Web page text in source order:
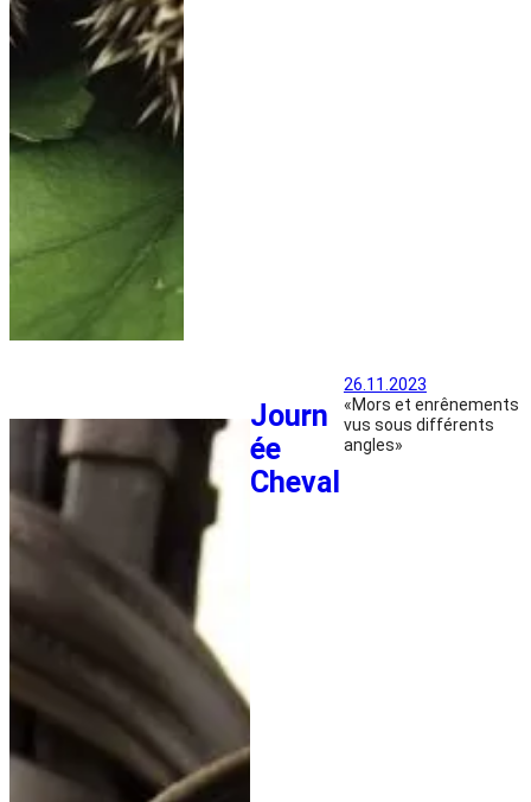
Journ
ée
Cheval
26.11.2023
«Mors et enrênements
vus sous différents
angles»